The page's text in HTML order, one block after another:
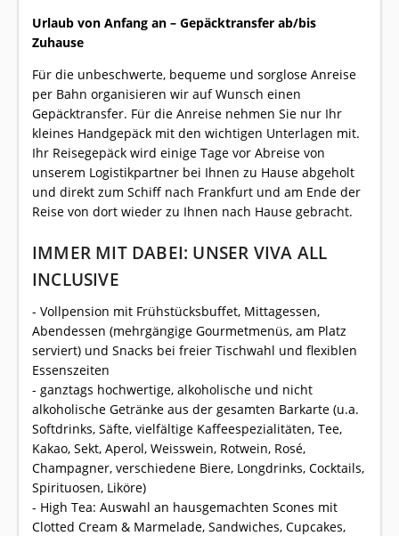
Urlaub von Anfang an – Gepäcktransfer ab/bis
Zuhause
Für die unbeschwerte, bequeme und sorglose Anreise
per Bahn organisieren wir auf Wunsch einen
Gepäcktransfer. Für die Anreise nehmen Sie nur Ihr
kleines Handgepäck mit den wichtigen Unterlagen mit.
Ihr Reisegepäck wird einige Tage vor Abreise von
unserem Logistikpartner bei Ihnen zu Hause abgeholt
und direkt zum Schiff nach Frankfurt und am Ende der
Reise von dort wieder zu Ihnen nach Hause gebracht.
IMMER MIT DABEI: UNSER VIVA ALL
INCLUSIVE
- Vollpension mit Frühstücksbuffet, Mittagessen,
Abendessen (mehrgängige Gourmetmenüs, am Platz
serviert) und Snacks bei freier Tischwahl und flexiblen
Essenszeiten
- ganztags hochwertige, alkoholische und nicht
alkoholische Getränke aus der gesamten Barkarte (u.a.
Softdrinks, Säfte, vielfältige Kaffeespezialitäten, Tee,
Kakao, Sekt, Aperol, Weisswein, Rotwein, Rosé,
Champagner, verschiedene Biere, Longdrinks, Cocktails,
Spirituosen, Liköre)
- High Tea: Auswahl an hausgemachten Scones mit
Clotted Cream & Marmelade, Sandwiches, Cupcakes,